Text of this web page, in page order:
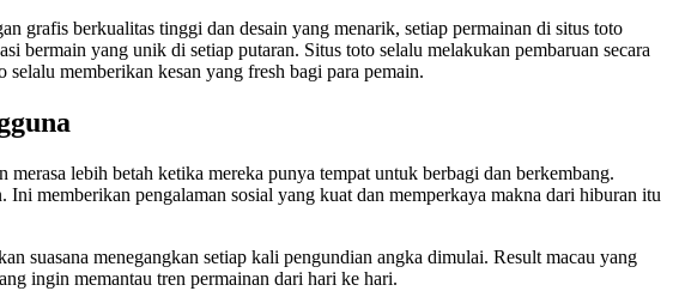
grafis berkualitas tinggi dan desain yang menarik, setiap permainan di situs toto
bermain yang unik di setiap putaran. Situs toto selalu melakukan pembaruan secara
memberikan kesan yang fresh bagi para pemain.
lebih betah ketika mereka punya tempat untuk berbagi dan berkembang.
memberikan pengalaman sosial yang kuat dan memperkaya makna dari hiburan itu
suasana menegangkan setiap kali pengundian angka dimulai. Result macau yang
ingin memantau tren permainan dari hari ke hari.